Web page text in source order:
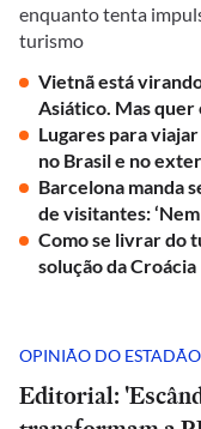
enquanto tenta
turismo
Vietnã está
Asiático. Mas
Lugares para
no Brasil e no
Barcelona manda
de visitantes:
Como se livrar do
solução da Croácia
OPINIÃO DO ESTADÃO
Editorial: